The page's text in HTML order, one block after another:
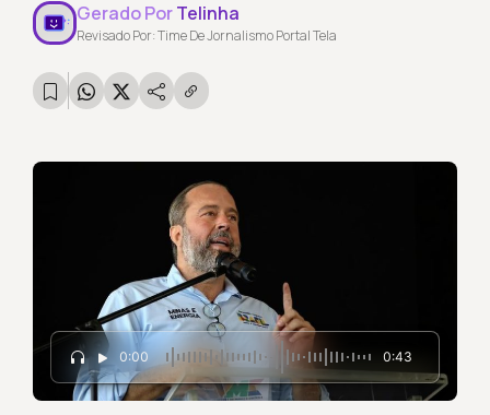
Gerado PorTelinha
Revisado Por: Time De Jornalismo Portal Tela
0:00 0:43